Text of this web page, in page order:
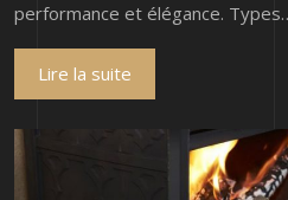
performance et élégance.
Lire la suite